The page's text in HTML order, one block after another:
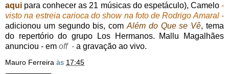
aqui para conhecer as 21 músicas do espetáculo), Camelo-
visto na estreia carioca do show na foto de Rodrigo Amaral -
adicionou um segundo bis, com Além do Que se Vê, tema
do repertório do grupo Los Hermanos. Mallu Magalhães
anunciou - em off - a gravação ao vivo.
Mauro Ferreira às 17:45